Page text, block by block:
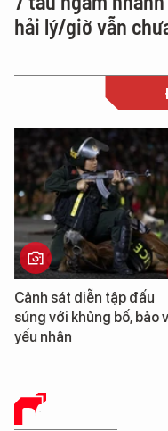
hải lý/giờ vẫn
sát diễn tập đấu
khủng bố, bảo vệ
BÁO CHÍ SỐ